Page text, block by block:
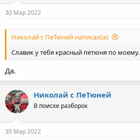
30 Мар 2022
Николай с ПеТюней написал(а):
Славик у тебя красный петюня по моему.
Да.
Николай с ПеТюней
В поиске разборок
30 Мар 2022